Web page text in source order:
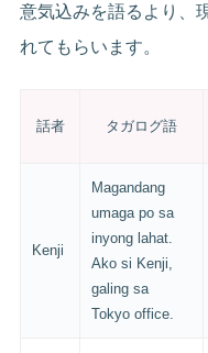
意気込みを語るより、
れてもらいます。
話者 タガログ語
Kenji
Magandang
umaga po sa
inyong lahat.
Ako si Kenji,
galing sa
Tokyo office.